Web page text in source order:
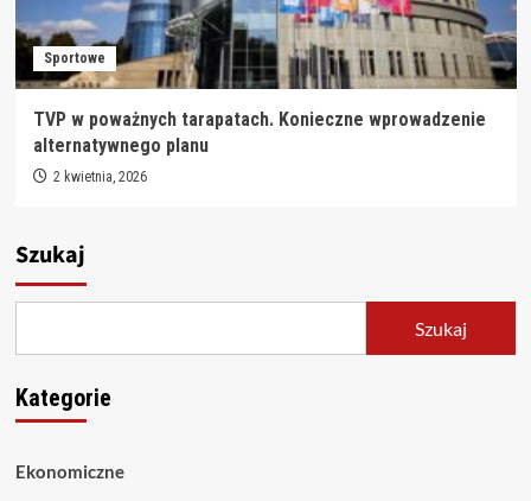
Sportowe
TVP w poważnych tarapatach. Konieczne wprowadzenie
alternatywnego planu
2 kwietnia, 2026
Szukaj
Szukaj
Kategorie
Ekonomiczne